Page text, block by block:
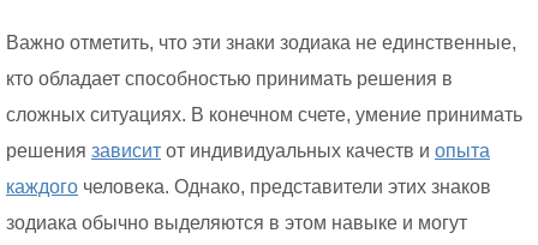
Важно отметить, что эти знаки зодиака не единственные,
кто обладает способностью принимать решения в
сложных ситуациях. В конечном счете, умение принимать
решения зависит от индивидуальных качеств и опыта
каждого человека. Однако, представители этих знаков
зодиака обычно выделяются в этом навыке и могут